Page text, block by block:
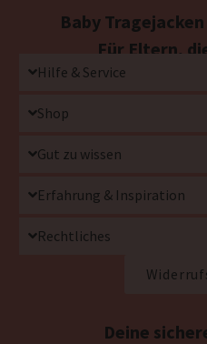
Baby
Für Eltern,
Hilfe & Service
Shop
Gut zu wissen
Erfahrung & Inspiration
Rechtliches
Deine